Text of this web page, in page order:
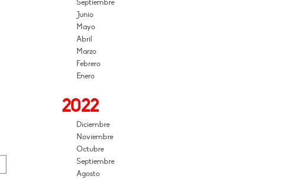
Septiembre
Junio
Mayo
Abril
Marzo
Febrero
Enero
2022
Diciembre
Noviembre
Octubre
Septiembre
Agosto